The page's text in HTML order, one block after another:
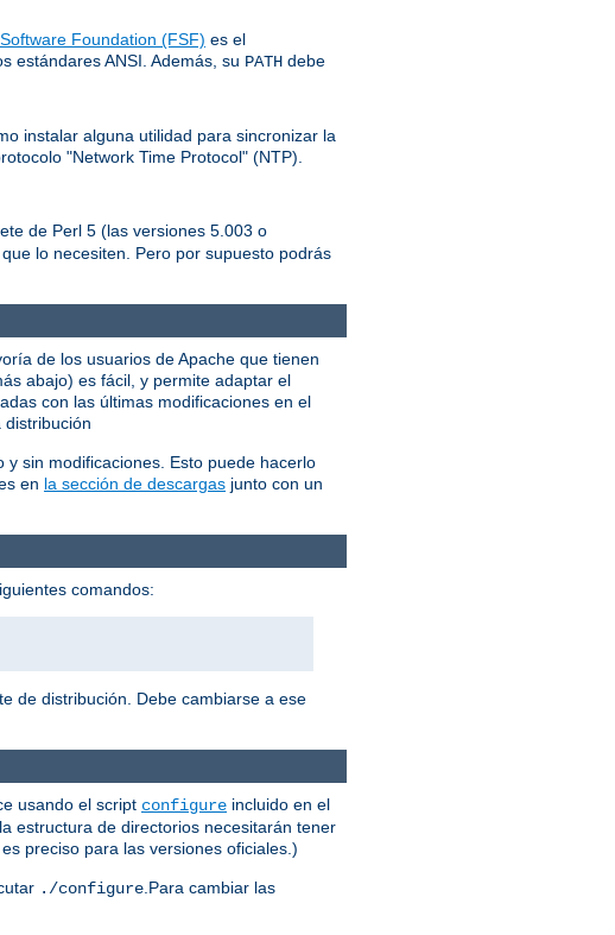
Foundation (FSF) es el
estándares ANSI. Además, su PATH debe
instalar alguna utilidad para sincronizar la
"Network Time Protocol" (NTP).
de Perl 5 (las versiones 5.003 o
lo necesiten. Pero por supuesto podrás
de los usuarios de Apache que tienen
abajo) es fácil, y permite adaptar el
con las últimas modificaciones en el
distribución
sin modificaciones. Esto puede hacerlo
en la sección de descargas junto con un
comandos:
de distribución. Debe cambiarse a ese
usando el script configure incluido en el
estructura de directorios necesitarán tener
preciso para las versiones oficiales.)
./configure.Para cambiar las